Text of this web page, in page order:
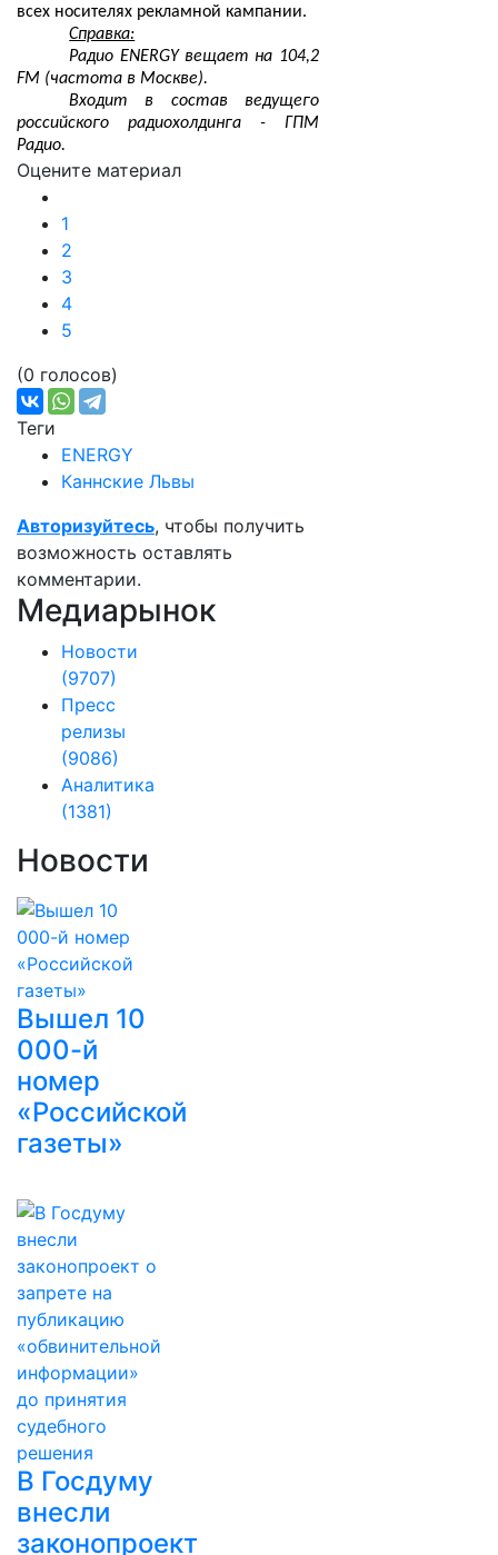
всех носителях рекламной кампании.
Справка:
Радио ENERGY вещает на 104,2
FM (частота в Москве).
Входит в состав ведущего
российского радиохолдинга - ГПМ
Радио.
Оцените материал
1
2
3
4
5
(0 голосов)
Теги
ENERGY
Каннские Львы
Авторизуйтесь, чтобы получить
возможность оставлять
комментарии.
Медиарынок
Новости
(9707)
Пресс
релизы
(9086)
Аналитика
(1381)
Новости
Вышел 10
000-й
номер
«Российской
газеты»
В Госдуму
внесли
законопроект